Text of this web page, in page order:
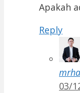
Apakah
Reply
03/